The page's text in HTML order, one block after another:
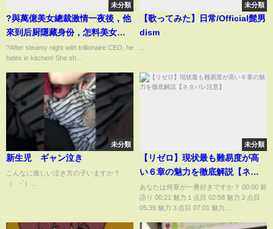
未分類
?與萬億美女總裁激情一夜後，他
來到后厨隱藏身份，怎料美女總
裁換上黑絲帶著孩子直接找上門
來！【萌娃：落魄爹地是厨神】
全集#熱門短劇 #短劇推薦 #逆襲
#重生 #爽文#短劇
?After steamy night with trillionaire CEO, he
hides in kitchen! She sh...
未分類
【歌ってみた】日常/Official髭男
dism
未分類
新生児 ギャン泣き
こんなに激しい泣き方の子いますか？
（´-`）...
未分類
【リゼロ】現状最も難易度が高
い６章の魅力を徹底解説【ネタ
バレ注意】
あなたは何章が一番好きですか？ 00:00 前
語り 00:21 魅力１点目 02:58 魅力２点目
05:39 魅力３点目 07:01 魅力...